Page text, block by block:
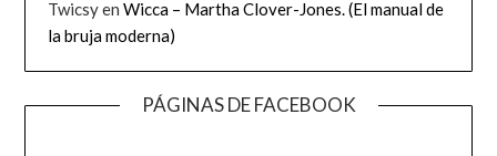
TwicsyenWicca – Martha Clover-Jones. (El manual de
la bruja moderna)
PÁGINAS DE FACEBOOK